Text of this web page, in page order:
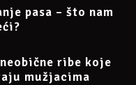
pasa – što nam
ribe koje
mužjacima